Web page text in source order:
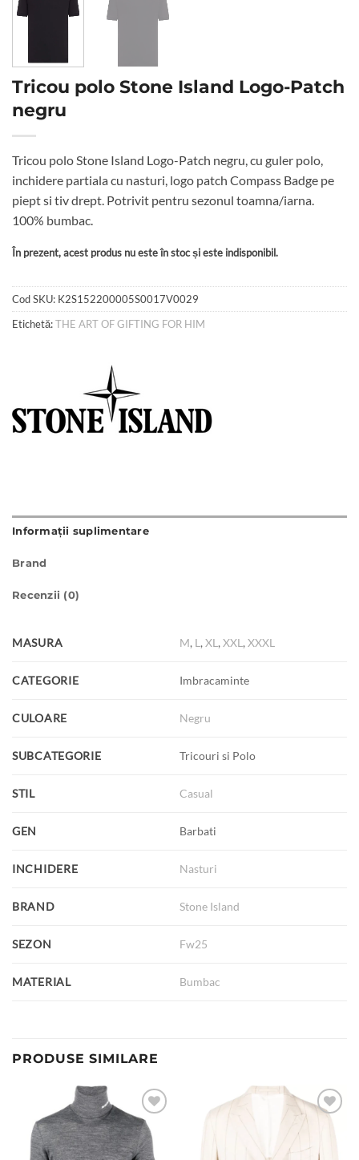
Tricou polo Stone Island Logo-Patch
negru
Tricou polo Stone Island Logo-Patch negru, cu guler polo,
inchidere partiala cu nasturi, logo patch Compass Badge pe
piept si tiv drept. Potrivit pentru sezonul toamna/iarna.
100% bumbac.
În prezent, acest produs nu este în stoc și este indisponibil.
Cod SKU: K2S152200005S0017V0029
Etichetă:THE ART OF GIFTING FOR HIM
Informații suplimentare
Brand
Recenzii (0)
MASURA M, L ,XL ,XXL ,XXXL
CATEGORIE Imbracaminte
CULOARE Negru
SUBCATEGORIE Tricouri si Polo
STIL Casual
GEN Barbati
INCHIDERE Nasturi
BRAND Stone Island
SEZON Fw25
MATERIAL Bumbac
PRODUSE SIMILARE